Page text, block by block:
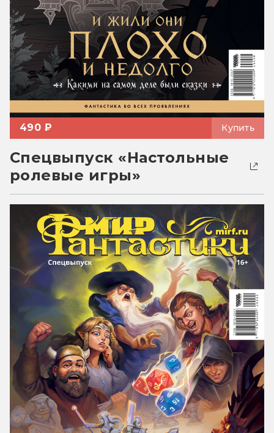
490 ₽ Купить
Спецвыпуск «Настольные
ролевые игры»